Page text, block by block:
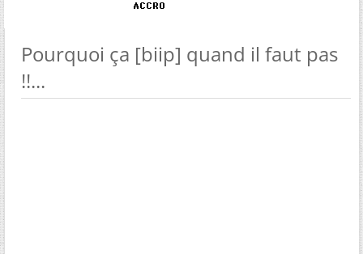
Pourquoi ça [biip] quand il faut pas
!!...